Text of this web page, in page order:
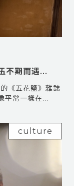
不期而遇...
《五花鹽》雜誌
平常一樣在...
culture